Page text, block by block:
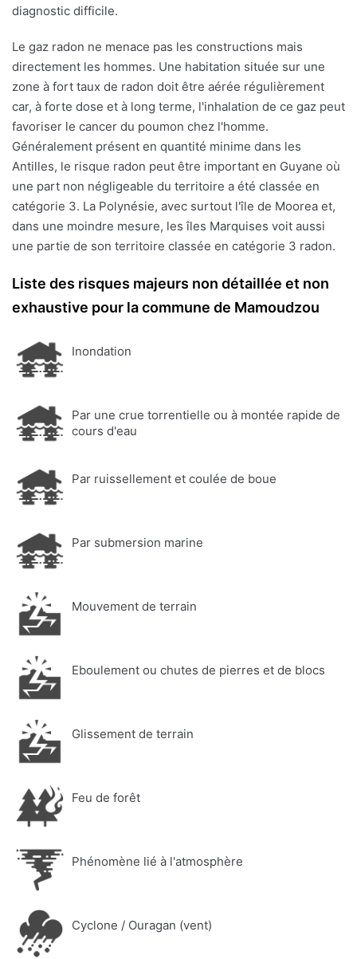
diagnostic difficile.
Le gaz radon ne menace pas les constructions mais
directement les hommes. Une habitation située sur une
zone à fort taux de radon doit être aérée régulièrement
car, à forte dose et à long terme, l'inhalation de ce gaz peut
favoriser le cancer du poumon chez l'homme.
Généralement présent en quantité minime dans les
Antilles, le risque radon peut être important en Guyane où
une part non négligeable du territoire a été classée en
catégorie 3. La Polynésie, avec surtout l'île de Moorea et,
dans une moindre mesure, les îles Marquises voit aussi
une partie de son territoire classée en catégorie 3 radon.
Liste des risques majeurs non détaillée et non
exhaustive pour la commune de Mamoudzou
Inondation
Par une crue torrentielle ou à montée rapide de
cours d'eau
Par ruissellement et coulée de boue
Par submersion marine
Mouvement de terrain
Eboulement ou chutes de pierres et de blocs
Glissement de terrain
Feu de forêt
Phénomène lié à l'atmosphère
Cyclone / Ouragan (vent)